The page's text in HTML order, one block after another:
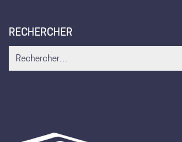
RECHERCHER
Search
for: